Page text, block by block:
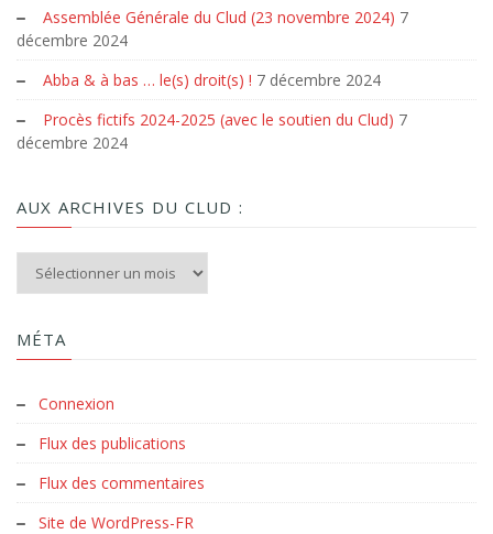
Assemblée Générale du Clud (23 novembre 2024) 7
décembre 2024
Abba & à bas … le(s) droit(s) ! 7 décembre 2024
Procès fictifs 2024-2025 (avec le soutien du Clud) 7
décembre 2024
AUX ARCHIVES DU CLUD :
MÉTA
Connexion
Flux des publications
Flux des commentaires
Site de WordPress-FR